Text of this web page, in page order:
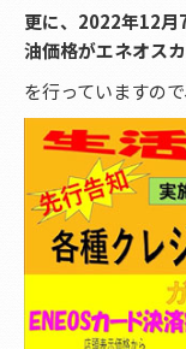
更に、2022年12月
油価格がエネオス
を行っていますの